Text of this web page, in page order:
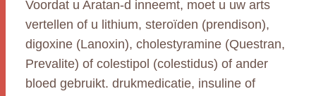
Voordat u Aratan-d inneemt, moet u uw arts
vertellen of u lithium, steroïden (prendison),
digoxine (Lanoxin), cholestyramine (Questran,
Prevalite) of colestipol (colestidus) of ander
bloed gebruikt. drukmedicatie, insuline of